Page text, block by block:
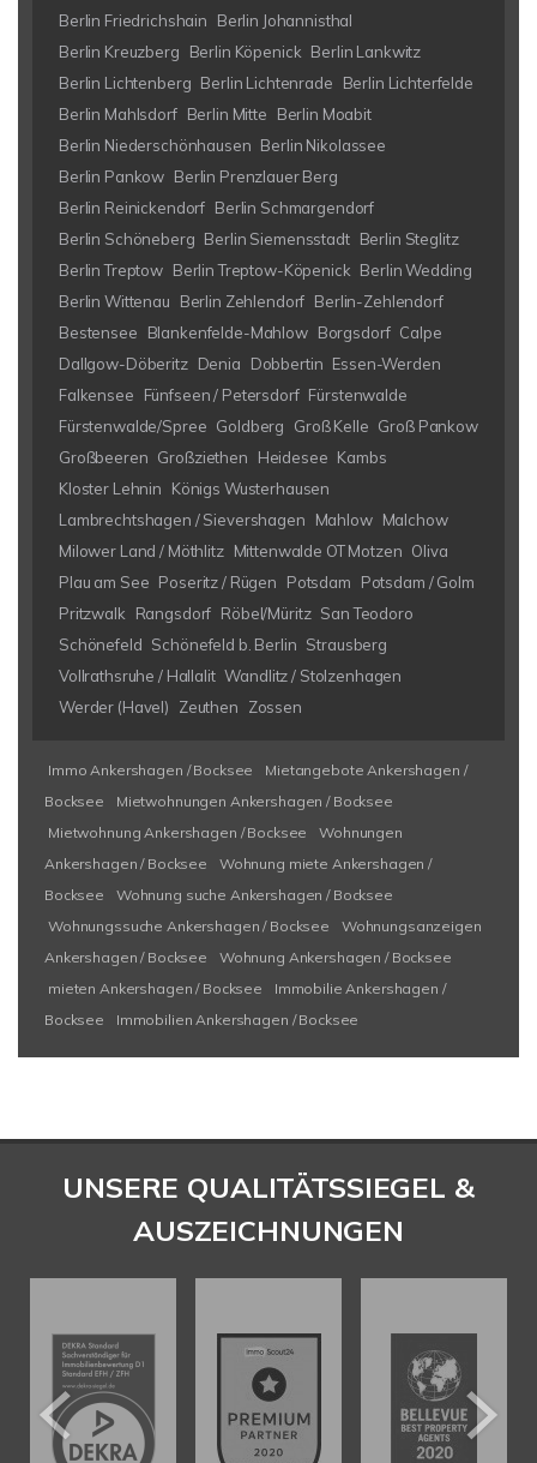
Berlin Friedrichshain
Berlin Johannisthal
Berlin Kreuzberg
Berlin Köpenick Berlin Lankwitz
Berlin Lichtenberg Berlin Lichtenrade
Berlin Lichterfelde
Berlin Mahlsdorf Berlin Mitte
Berlin Moabit
Berlin Niederschönhausen Berlin Nikolassee
Berlin Pankow Berlin Prenzlauer Berg
Berlin Reinickendorf Berlin Schmargendorf
Berlin Schöneberg Berlin Siemensstadt Berlin Steglitz
Berlin Treptow Berlin Treptow-Köpenick Berlin Wedding
Berlin Wittenau
Berlin Zehlendorf Berlin-Zehlendorf
Bestensee
Blankenfelde-Mahlow Borgsdorf Calpe
Dallgow-Döberitz Denia Dobbertin Essen-Werden
Falkensee
Fünfseen / Petersdorf Fürstenwalde
Fürstenwalde/Spree Goldberg Groß Kelle Groß Pankow
Großbeeren Großziethen Heidesee Kambs
Kloster Lehnin
Königs Wusterhausen
Lambrechtshagen / Sievershagen
Mahlow Malchow
Milower Land / Möthlitz Mittenwalde OT Motzen Oliva
Plau am See Poseritz / Rügen Potsdam
Potsdam / Golm
Pritzwalk
Rangsdorf Röbel/Müritz San Teodoro
Schönefeld Schönefeld b. Berlin Strausberg
Vollrathsruhe / Hallalit Wandlitz / Stolzenhagen
Werder (Havel)
Zeuthen Zossen
Immo Ankershagen / Bocksee
Mietangebote Ankershagen /
Bocksee
Mietwohnungen Ankershagen / Bocksee
Mietwohnung Ankershagen / Bocksee
Wohnungen
Ankershagen / Bocksee
Wohnung miete Ankershagen /
Bocksee
Wohnung suche Ankershagen / Bocksee
Wohnungssuche Ankershagen / Bocksee
Wohnungsanzeigen
Ankershagen / Bocksee
Wohnung Ankershagen / Bocksee
mieten Ankershagen / Bocksee
Immobilie Ankershagen /
Bocksee
Immobilien Ankershagen / Bocksee
UNSERE QUALITÄTSSIEGEL &
AUSZEICHNUNGEN